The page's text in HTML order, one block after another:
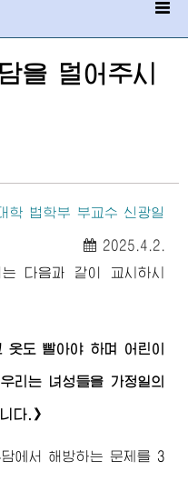
을 덜어주시
학 법학부 부교수 신광일
2025.4.2.
는 다음과 같이 교시하시
옷도 빨아야 하며 어린이
리는 녀성들을 가정일의
다.》
에서 해방하는 문제를 3